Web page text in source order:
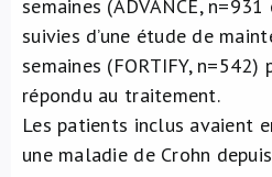
semaines (ADVANCE,
suivies d’une étude de
semaines (FORTIFY,
répondu au traitement.
Les patients inclus avaient
une maladie de Crohn